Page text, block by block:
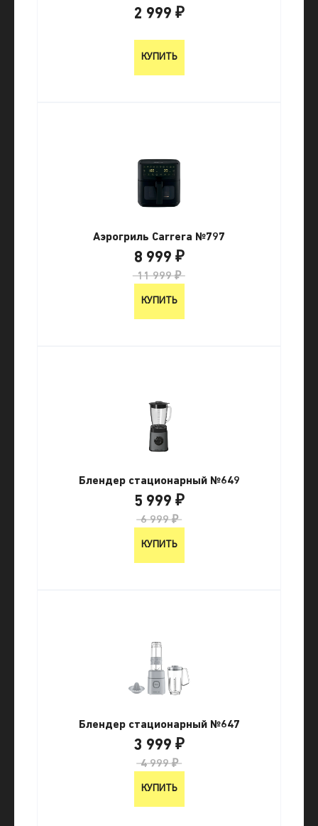
2 999 ₽
КУПИТЬ
Аэрогриль Carrera №797
8 999 ₽
11 999 ₽
КУПИТЬ
Блендер стационарный №649
5 999 ₽
6 999 ₽
КУПИТЬ
Блендер стационарный №647
3 999 ₽
4 999 ₽
КУПИТЬ